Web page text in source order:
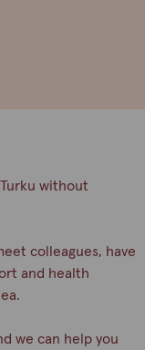
without
colleagues, have
and health
we can help you